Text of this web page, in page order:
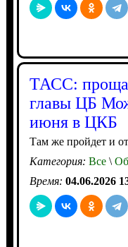
ТАСС:
главы ЦБ
июня в ЦКБ
Там же пройдет и
Категория: Все\
Время: 04.06.2026